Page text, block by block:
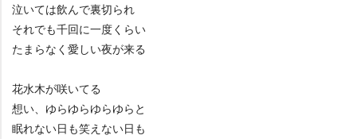
泣いては飲んで裏切られ
それでも千回に一度くらい
たまらなく愛しい夜が来る
花水木が咲いてる
想い、ゆらゆらゆらゆらと
眠れない日も笑えない日も